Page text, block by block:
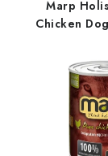
Marp
Chicken